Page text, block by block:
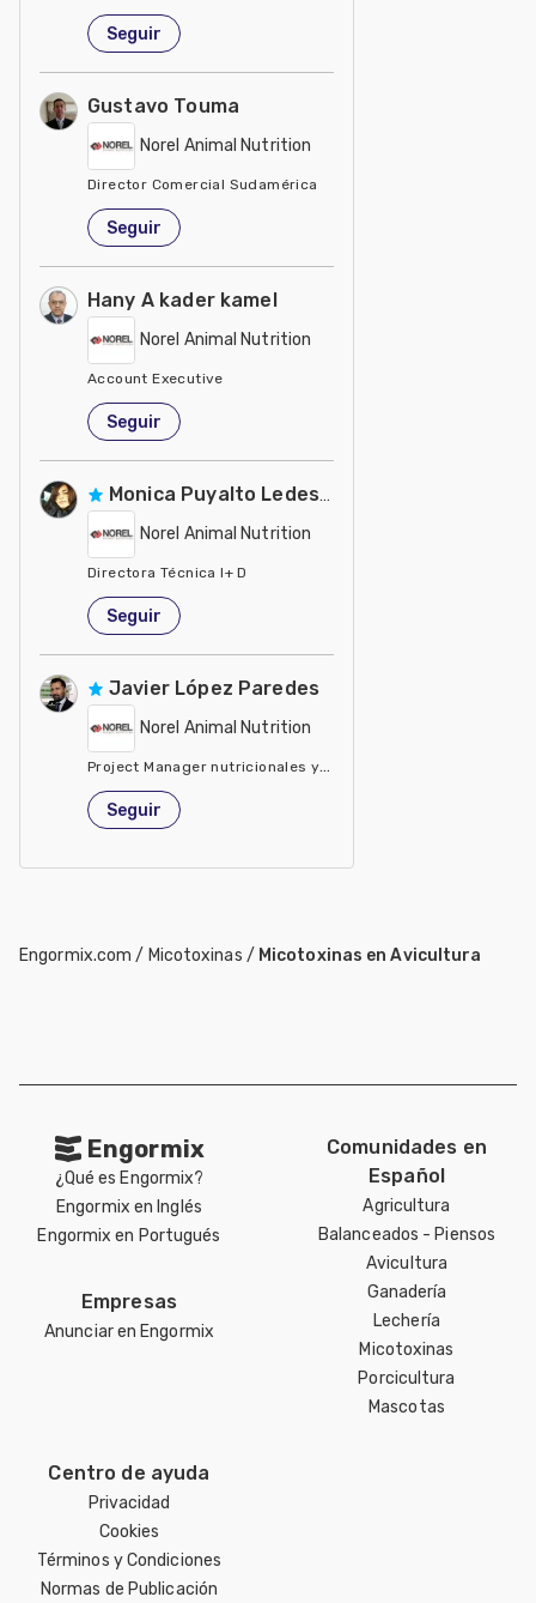
Brasil
Seguir
Gustavo Touma
Norel Animal Nutrition
Director Comercial Sudamérica
Ecuador
Seguir
Hany A kader kamel
Norel Animal Nutrition
Account Executive
Egipto
Seguir
Monica Puyalto Ledesma
Norel Animal Nutrition
Directora Técnica I+ D
España
Seguir
Javier López Paredes
Norel Animal Nutrition
Project Manager nutricionales y rumiantes
España
Seguir
Engormix.com / Micotoxinas / Micotoxinas en Avicultura
Engormix
¿Qué es Engormix?
Engormix en Inglés
Engormix en Portugués
Empresas
Anunciar en Engormix
Comunidades en
Español
Agricultura
Balanceados - Piensos
Avicultura
Ganadería
Lechería
Micotoxinas
Porcicultura
Mascotas
Centro de ayuda
Privacidad
Cookies
Términos y Condiciones
Normas de Publicación